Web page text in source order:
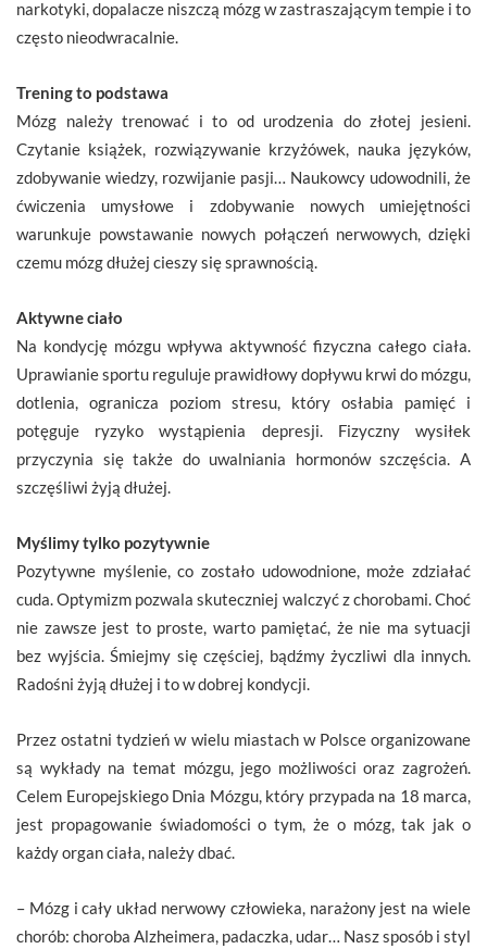
narkotyki, dopalacze niszczą mózg w zastraszającym tempie i to
często nieodwracalnie.
Trening to podstawa
Mózg należy trenować i to od urodzenia do złotej jesieni.
Czytanie książek, rozwiązywanie krzyżówek, nauka języków,
zdobywanie wiedzy, rozwijanie pasji… Naukowcy udowodnili, że
ćwiczenia umysłowe i zdobywanie nowych umiejętności
warunkuje powstawanie nowych połączeń nerwowych, dzięki
czemu mózg dłużej cieszy się sprawnością.
Aktywne ciało
Na kondycję mózgu wpływa aktywność fizyczna całego ciała.
Uprawianie sportu reguluje prawidłowy dopływu krwi do mózgu,
dotlenia, ogranicza poziom stresu, który osłabia pamięć i
potęguje ryzyko wystąpienia depresji. Fizyczny wysiłek
przyczynia się także do uwalniania hormonów szczęścia. A
szczęśliwi żyją dłużej.
Myślimy tylko pozytywnie
Pozytywne myślenie, co zostało udowodnione, może zdziałać
cuda. Optymizm pozwala skuteczniej walczyć z chorobami. Choć
nie zawsze jest to proste, warto pamiętać, że nie ma sytuacji
bez wyjścia. Śmiejmy się częściej, bądźmy życzliwi dla innych.
Radośni żyją dłużej i to w dobrej kondycji.
Przez ostatni tydzień w wielu miastach w Polsce organizowane
są wykłady na temat mózgu, jego możliwości oraz zagrożeń.
Celem Europejskiego Dnia Mózgu, który przypada na 18 marca,
jest propagowanie świadomości o tym, że o mózg, tak jak o
każdy organ ciała, należy dbać.
– Mózg i cały układ nerwowy człowieka, narażony jest na wiele
chorób: choroba Alzheimera, padaczka, udar… Nasz sposób i styl